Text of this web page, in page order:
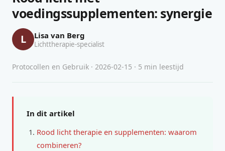
voedingssupplementen: synergie
L Lisa van Berg
Lichttherapie-specialist
Protocollen en Gebruik · 2026-02-15 · 5 min leestijd
In dit artikel
Rood licht therapie en supplementen: waarom
combineren?